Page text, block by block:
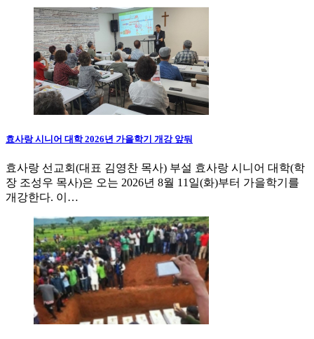
효사랑 시니어 대학 2026년 가을학기 개강 앞둬
효사랑 선교회(대표 김영찬 목사) 부설 효사랑 시니어 대학(학
장 조성우 목사)은 오는 2026년 8월 11일(화)부터 가을학기를
개강한다. 이…